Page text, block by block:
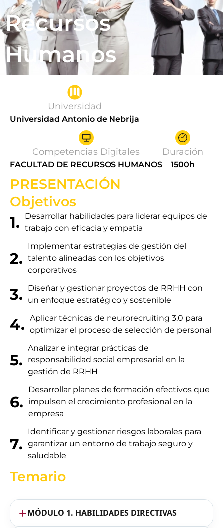
Recursos
Humanos
Universidad
Universidad Antonio de Nebrija
Competencias Digitales
FACULTAD DE RECURSOS HUMANOS
Duración
1500h
PRESENTACIÓN
Objetivos
1.
Desarrollar habilidades para liderar equipos de
trabajo con eficacia y empatía
2.
Implementar estrategias de gestión del
talento alineadas con los objetivos
corporativos
3.
Diseñar y gestionar proyectos de RRHH con
un enfoque estratégico y sostenible
4. Aplicar técnicas de neurorecruiting 3.0 para
optimizar el proceso de selección de personal
5.
Analizar e integrar prácticas de
responsabilidad social empresarial en la
gestión de RRHH
6.
Desarrollar planes de formación efectivos que
impulsen el crecimiento profesional en la
empresa
7.
Identificar y gestionar riesgos laborales para
garantizar un entorno de trabajo seguro y
saludable
Temario
MÓDULO 1. HABILIDADES DIRECTIVAS